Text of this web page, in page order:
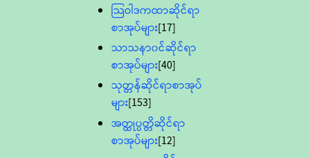
သြဝါဒကထာဆိုင်ရာ
စာအုပ်များ[17]
သာသနာ၀င်ဆိုင်ရာ
စာအုပ်များ[40]
သုတ္တန်ဆိုင်ရာစာအုပ်
များ[153]
အတ္ထုပ္ပတ္တိဆိုင်ရာ
စာအုပ်များ[12]